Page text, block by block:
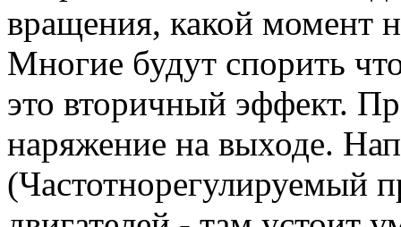
вращения, какой момент
Многие будут спорить
это вторичный эффект.
наряжение на выходе.
(Частотнорегулируемый